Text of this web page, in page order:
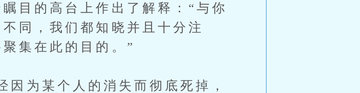
目的高台上作出了解释：“与你
同，我们都知晓并且十分注
集在此的目的。”
某个人的消失而彻底死掉，